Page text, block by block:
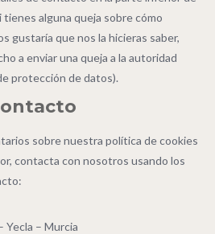
alguna queja sobre cómo
gustaría que nos la hicieras saber,
a enviar una queja a la autoridad
protección de datos).
sobre nuestra política de cookies
contacta con nosotros usando los
Yecla – Murcia